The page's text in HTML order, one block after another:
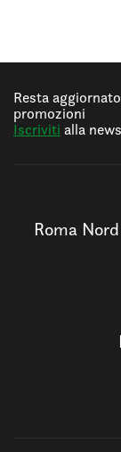
Resta
promozioni
Iscriviti alla
Roma Nord